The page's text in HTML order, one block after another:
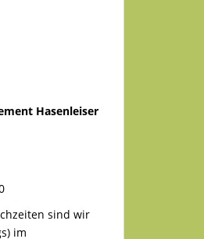
Hasenleiser
sind wir
im